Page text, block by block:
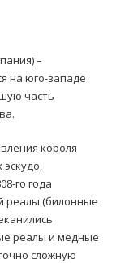
–
на юго-западе
часть
короля
го года
реалы (билонные
реалы и медные
сложную